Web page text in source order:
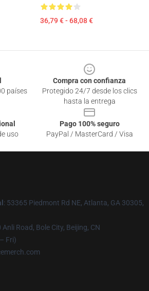
36,79 € - 68,08 €
países
Compra con confianza
Protegido 24/7 desde los clics
hasta la entrega
uso
Pago 100% seguro
PayPal / MasterCard / Visa
: 53365 Piedmont Rd NE, Atlanta, GA 30305,
Anli Road, Bole City, Beijing, CN
Fri)